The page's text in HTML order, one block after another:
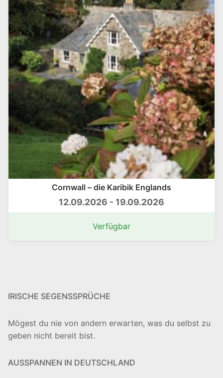
Cornwall – die Karibik Englands
12.09.2026 - 19.09.2026
Verfügbar
IRISCHE SEGENSSPRÜCHE
Mögest du nie von andern erwarten, was du selbst zu
geben nicht bereit bist.
AUSSPANNEN IN DEUTSCHLAND